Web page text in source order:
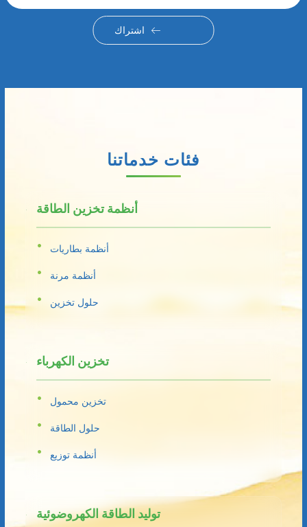
اشتراك
فئات خدماتنا
أنظمة تخزين الطاقة
أنظمة بطاريات
أنظمة مرنة
حلول تخزين
تخزين الكهرباء
تخزين محمول
حلول الطاقة
أنظمة توزيع
توليد الطاقة الكهروضوئية